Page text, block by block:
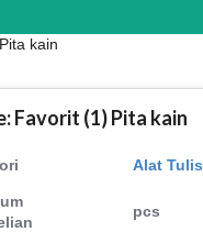
kain
Favorit (1) Pita kain
Alat Tulis
pcs